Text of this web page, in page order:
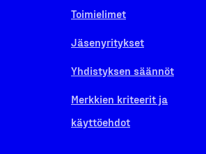
Toimielimet
Jäsenyritykset
Yhdistyksen säännöt
Merkkien kriteerit ja
käyttöehdot